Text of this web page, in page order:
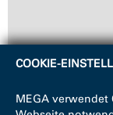
COOKIE-
MEGA verwendet